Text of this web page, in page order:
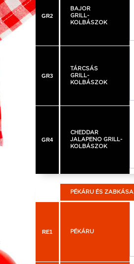
GR2
BAJOR
GRILL-
KOLBÁSZOK
GR3
TÁRCSÁS
GRILL-
KOLBÁSZOK
GR4
CHEDDAR
JALAPENO GRILL-
KOLBÁSZOK
PÉKÁRU ÉS ZABKÁSA
RE1 PÉKÁRU